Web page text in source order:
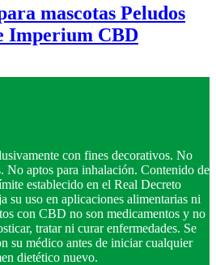
mascotas Peludos
Imperium CBD
con fines decorativos. No
No aptos para inhalación. Contenido de
establecido en el Real Decreto
su uso en aplicaciones alimentarias ni
con CBD no son medicamentos y no
tratar ni curar enfermedades. Se
su médico antes de iniciar cualquier
dietético nuevo.